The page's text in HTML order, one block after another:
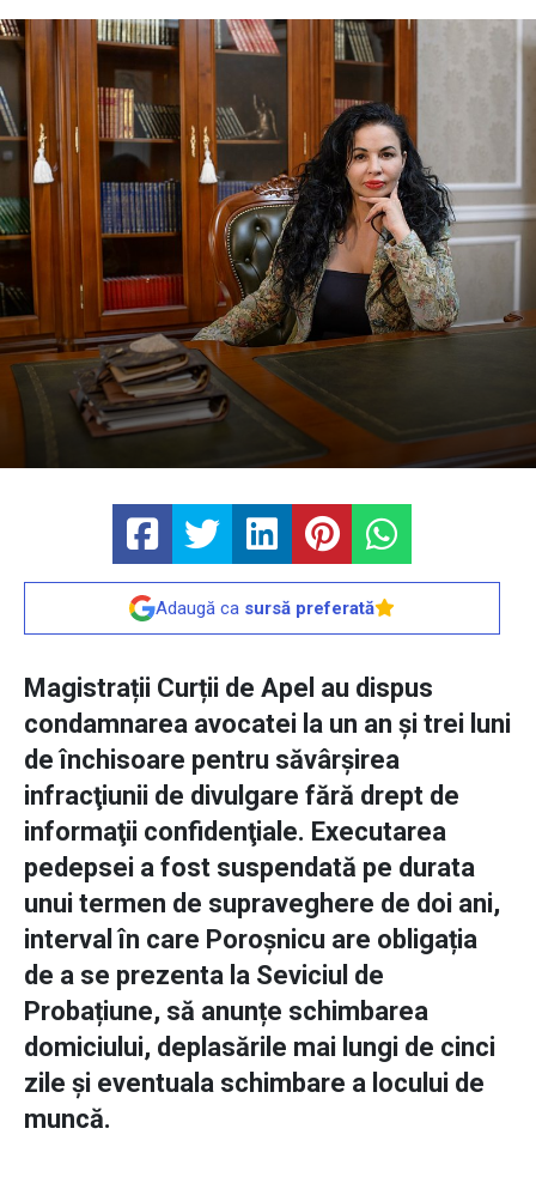
Adaugă ca sursă preferată
Magistrații Curții de Apel au dispus
condamnarea avocatei la un an și trei luni
de închisoare pentru săvârșirea
infracţiunii de divulgare fără drept de
informaţii confidenţiale. Executarea
pedepsei a fost suspendată pe durata
unui termen de supraveghere de doi ani,
interval în care Poroșnicu are obligația
de a se prezenta la Seviciul de
Probațiune, să anunțe schimbarea
domiciului, deplasările mai lungi de cinci
zile și eventuala schimbare a locului de
muncă.